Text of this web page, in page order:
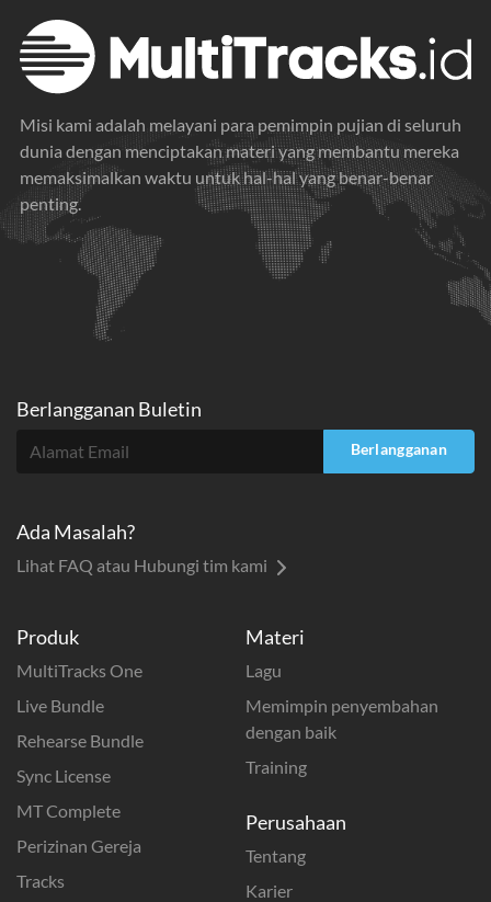
Misi kami adalah melayani para pemimpin pujian di seluruh
dunia dengan menciptakan materi yang membantu mereka
memaksimalkan waktu untuk hal-hal yang benar-benar
penting.
Produk
MultiTracks One
Live Bundle
Rehearse Bundle
Sync License
MT Complete
Perizinan Gereja
Tracks
Materi
Lagu
Memimpin penyembahan
dengan baik
Training
Perusahaan
Tentang
Karier
Berlangganan Buletin
Berlangganan
Ada Masalah?
Lihat FAQ atau Hubungi tim kami